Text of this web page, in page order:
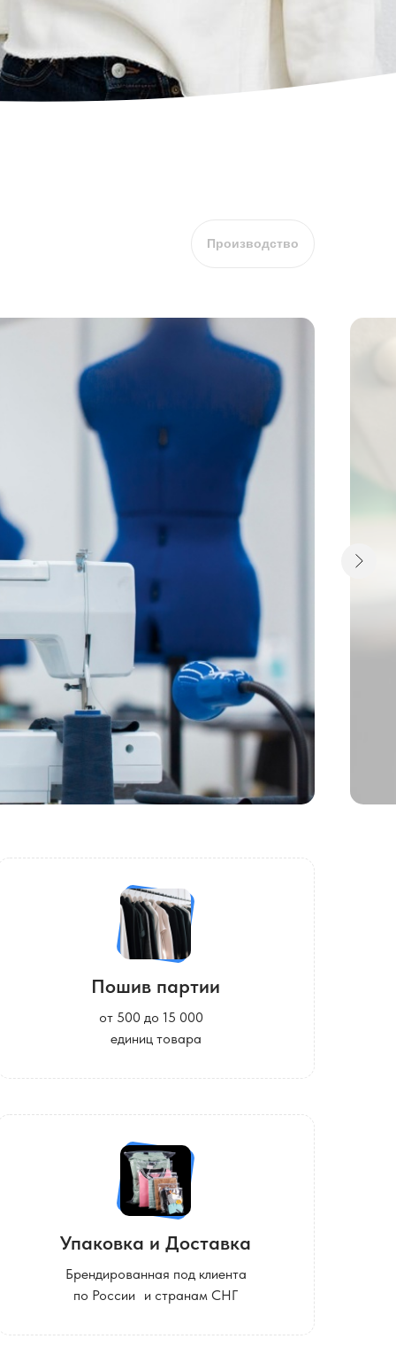
Производство
Пошив партии
от 500 до 15 000
единиц товара
Упаковка и Доставка
Брендированная под клиента
по России и странам СНГ